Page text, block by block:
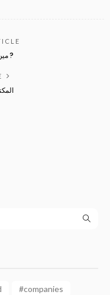
مين اهم مرتك او سيارتك ?
#companies